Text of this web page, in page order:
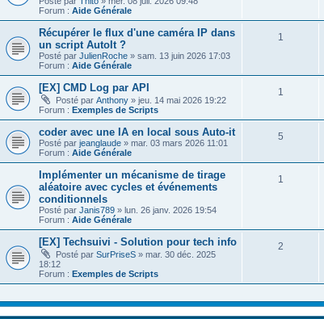
Forum : Aide Générale
Récupérer le flux d'une caméra IP dans
un script AutoIt ?
Posté par JulienRoche » sam. 13 juin 2026 17:03
Forum : Aide Générale
1
[EX] CMD Log par API
Posté par Anthony » jeu. 14 mai 2026 19:22
Forum : Exemples de Scripts
1
coder avec une IA en local sous Auto-it
Posté par jeanglaude » mar. 03 mars 2026 11:01
Forum : Aide Générale
5
Implémenter un mécanisme de tirage
aléatoire avec cycles et événements
conditionnels
Posté par Janis789 » lun. 26 janv. 2026 19:54
Forum : Aide Générale
1
[EX] Techsuivi - Solution pour tech info
Posté par SurPriseS » mar. 30 déc. 2025
18:12
Forum : Exemples de Scripts
2